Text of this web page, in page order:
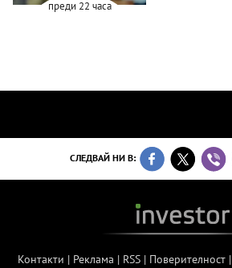
преди 22 часа
СЛЕДВАЙ НИ В:
Контакти | Реклама | RSS| Поверителност|